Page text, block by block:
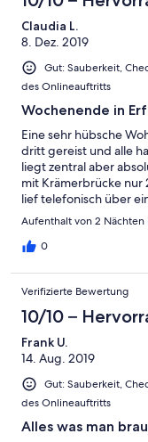
Claudia L.
8. Dez. 2019
Gut: Sauberkeit,
des Onlineauftritts
Wochenende in
Eine sehr hübsche
dritt gereist und alle
liegt zentral aber
mit Krämerbrücke nur
lief telefonisch über
schnell ab. Alles tip
Aufenthalt von 2
0
Verifizierte Bewertung
10/10 –
Frank U.
14. Aug. 2019
Gut: Sauberkeit,
des Onlineauftritts
Alles was man